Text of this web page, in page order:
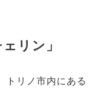
リン」
トリノ市内にある